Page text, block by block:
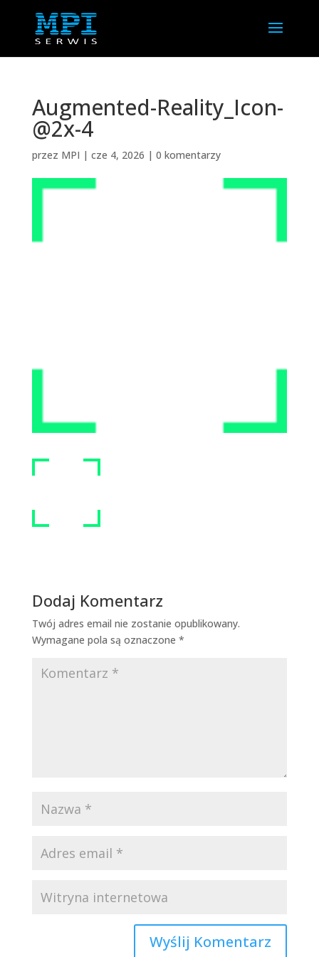
Augmented-Reality_Icon-
@2x-4
przez MPI | cze 4, 2026 | 0 komentarzy
Dodaj Komentarz
Twój adres email nie zostanie opublikowany.
Wymagane pola są oznaczone *